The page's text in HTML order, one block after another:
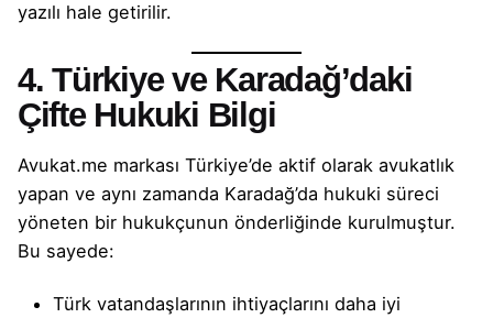
yazılı hale getirilir.
4. Türkiye ve Karadağ’daki
Çifte Hukuki Bilgi
Avukat.me markası Türkiye’de aktif olarak avukatlık
yapan ve aynı zamanda Karadağ’da hukuki süreci
yöneten bir hukukçunun önderliğinde kurulmuştur.
Bu sayede:
Türk vatandaşlarının ihtiyaçlarını daha iyi